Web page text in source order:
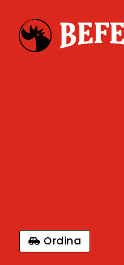
Ordina